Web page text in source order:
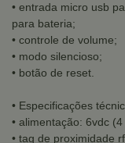
• entrada micro usb
para bateria;
• controle de volume;
• modo silencioso;
• botão de reset.
• Especificações
• alimentação: 6vdc
• tag de proximidade